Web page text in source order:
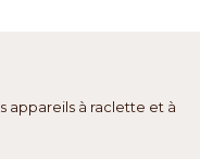
appareils à raclette et à